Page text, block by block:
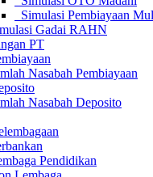
Simulasi Pembiayaan
Gadai RAHN
PT
Nasabah Pembiayaan
Nasabah Deposito
Pendidikan